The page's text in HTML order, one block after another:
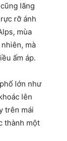
lãng
rỡ ánh
mùa
mà
ấm áp.
lớn như
lên
trên mái
thành một